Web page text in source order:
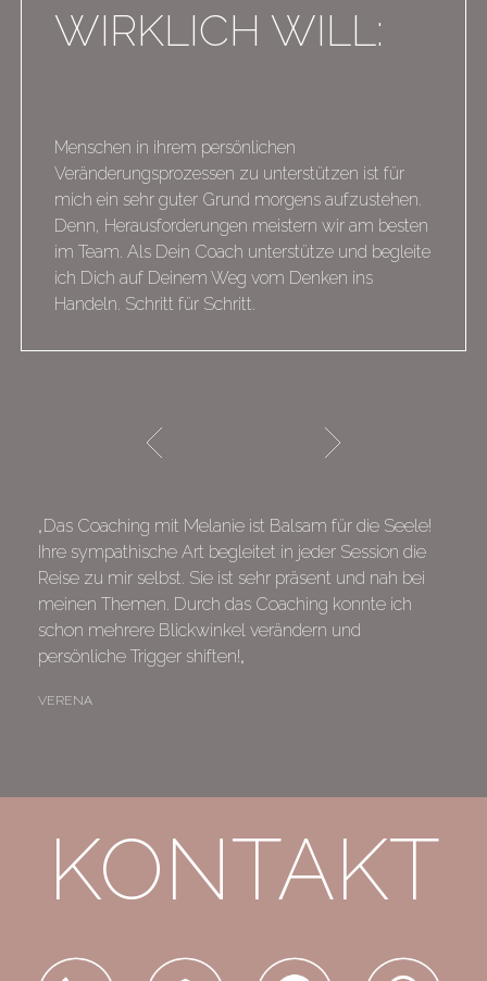
WIRKLICH WILL:
Menschen in ihrem persönlichen
Veränderungsprozessen zu unterstützen ist für
mich ein sehr guter Grund morgens aufzustehen.
Denn, Herausforderungen meistern wir am besten
im Team. Als Dein Coach unterstütze und begleite
ich Dich auf Deinem Weg vom Denken ins
Handeln. Schritt für Schritt.
„Das Coaching mit Melanie ist Balsam für die Seele!
Ihre sympathische Art begleitet in jeder Session die
Reise zu mir selbst. Sie ist sehr präsent und nah bei
meinen Themen. Durch das Coaching konnte ich
schon mehrere Blickwinkel verändern und
persönliche Trigger shiften!„
VERENA
KONTAKT